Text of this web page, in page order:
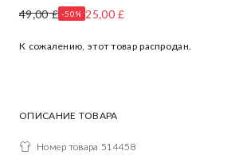
БЕЛЫЙ ТОП В ЦВЕТОЧЕК И
49,00 £ -50% 25,00 £
К сожалению, этот товар распродан.
ОПИСАНИЕ ТОВАРА
Номер товара 514458